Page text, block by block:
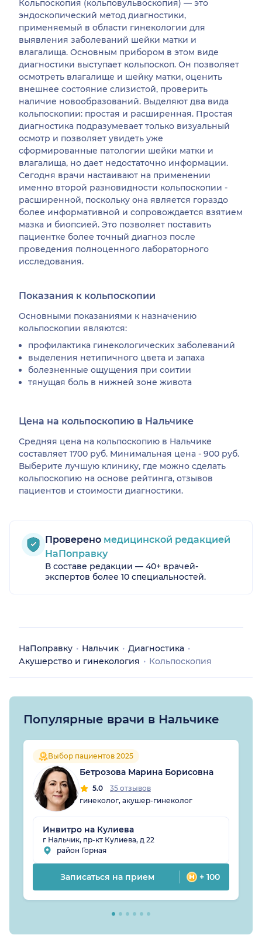
Кольпоскопия (кольповульвоскопия) — это
эндоскопический метод диагностики,
применяемый в области гинекологии для
выявления заболеваний шейки матки и
влагалища. Основным прибором в этом виде
диагностики выступает кольпоскоп. Он позволяет
осмотреть влагалище и шейку матки, оценить
внешнее состояние слизистой, проверить
наличие новообразований. Выделяют два вида
кольпоскопии: простая и расширенная. Простая
диагностика подразумевает только визуальный
осмотр и позволяет увидеть уже
сформированные патологии шейки матки и
влагалища, но дает недостаточно информации.
Сегодня врачи настаивают на применении
именно второй разновидности кольпоскопии -
расширенной, поскольку она является гораздо
более информативной и сопровождается взятием
мазка и биопсией. Это позволяет поставить
пациентке более точный диагноз после
проведения полноценного лабораторного
исследования.
Показания к кольпоскопии
Основными показаниями к назначению
кольпоскопии являются:
профилактика гинекологических заболеваний
выделения нетипичного цвета и запаха
болезненные ощущения при соитии
тянущая боль в нижней зоне живота
Цена на кольпоскопию в Нальчике
Средняя цена на кольпоскопию в Нальчике
составляет 1700 руб. Минимальная цена - 900 руб.
Выберите лучшую клинику, где можно сделать
кольпоскопию на основе рейтинга, отзывов
пациентов и стоимости диагностики.
Проверено медицинской редакцией
НаПоправку
В составе редакции — 40+ врачей-
экспертов более 10 специальностей.
НаПоправку Нальчик
Диагностика
Акушерство и гинекология
Кольпоскопия
Популярные врачи в Нальчике
Выбор пациентов 2025
Бетрозова Марина Борисовна
5.0
35 отзывов
гинеколог, акушер-гинеколог
Инвитро на Кулиева
г Нальчик, пр-кт Кулиева, д 22
район Горная
Записаться на прием + 100